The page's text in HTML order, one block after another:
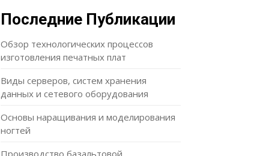
Последние Публикации
Обзор технологических процессов
изготовления печатных плат
Виды серверов, систем хранения
данных и сетевого оборудования
Основы наращивания и моделирования
ногтей
Производство базальтовой